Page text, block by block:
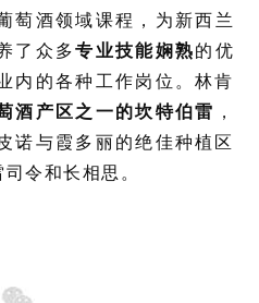
萄酒领域课程，为新西兰
了众多专业技能娴熟的优
内的各种工作岗位。林肯
酒产区之一的坎特伯雷 ，
诺与霞多丽的绝佳种植区
令和长相思。